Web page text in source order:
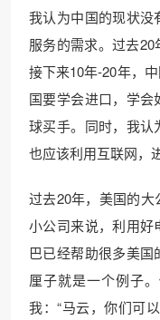
我认为中国的现状没
服务的需求。过去
接下来10年-20年，
国要学会进口，学
球买手。同时，我认
也应该利用互联网，
过去20年，美国的
小公司来说，利用好
巴已经帮助很多美
厘子就是一个例子
我：“马云，你们可